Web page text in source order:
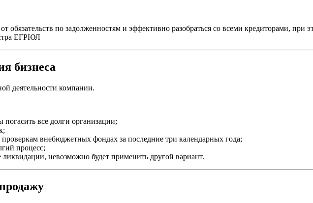
обязательств по задолженностям и эффективно разобраться со всеми кредиторами,
ЕГРЮЛ
бизнеса
деятельности компании.
все долги организации;
внебюджетных фондах за последние три календарных года;
процесс;
невозможно будет применить другой вариант.